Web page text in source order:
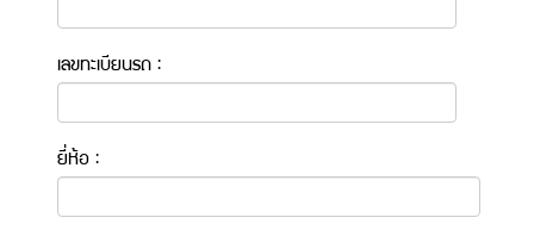
เลขทะเบียนรถ :
ยี่ห้อ :